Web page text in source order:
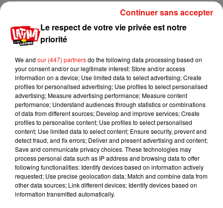
La vidéo de l’intrusion s’est vite retrouvée sur les réseaux
sociaux, faisant de ce cheval errant une star d’internet...
Musique
6 août 2026
Karol G dévoile la tracklist de son nouvel
album… avec des invités...
5 août 2026
Benny Blanco invite Selena Gomez et
Becky G sur son nouveau single
Le respect de votre vie privée est notre
priorité
We and our (447) partnersdo the following data processing based on
your consent and/or our legitimate interest: Store and/or access
information on a device; Use limited data to select advertising; Create
profiles for personalised advertising; Use profiles to select personalised
advertising; Measure advertising performance; Measure content
performance; Understand audiences through statistics or combinations
of data from different sources; Develop and improve services; Create
profiles to personalise content; Use profiles to select personalised
content; Use limited data to select content; Ensure security, prevent and
detect fraud, and fix errors; Deliver and present advertising and content;
Save and communicate privacy choices. These technologies may
process personal data such as IP address and browsing data to offer
following functionalities: Identify devices based on information actively
requested; Use precise geolocation data; Match and combine data from
other data sources; Link different devices; Identify devices based on
information transmitted automatically.
Continuer sans accepter